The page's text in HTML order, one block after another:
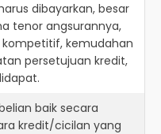
dibayarkan, besar
tenor angsurannya,
kemudahan
persetujuan kredit,
baik secara
kredit/cicilan yang